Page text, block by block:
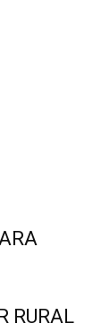
RURAL